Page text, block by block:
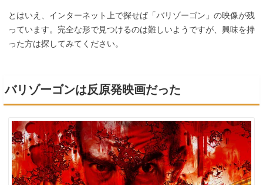
とはいえ、インターネット上で探せば「バリゾーゴン」の映像が残
っています。完全な形で見つけるのは難しいようですが、興味を持
った方は探してみてください。
バリゾーゴンは反原発映画だった